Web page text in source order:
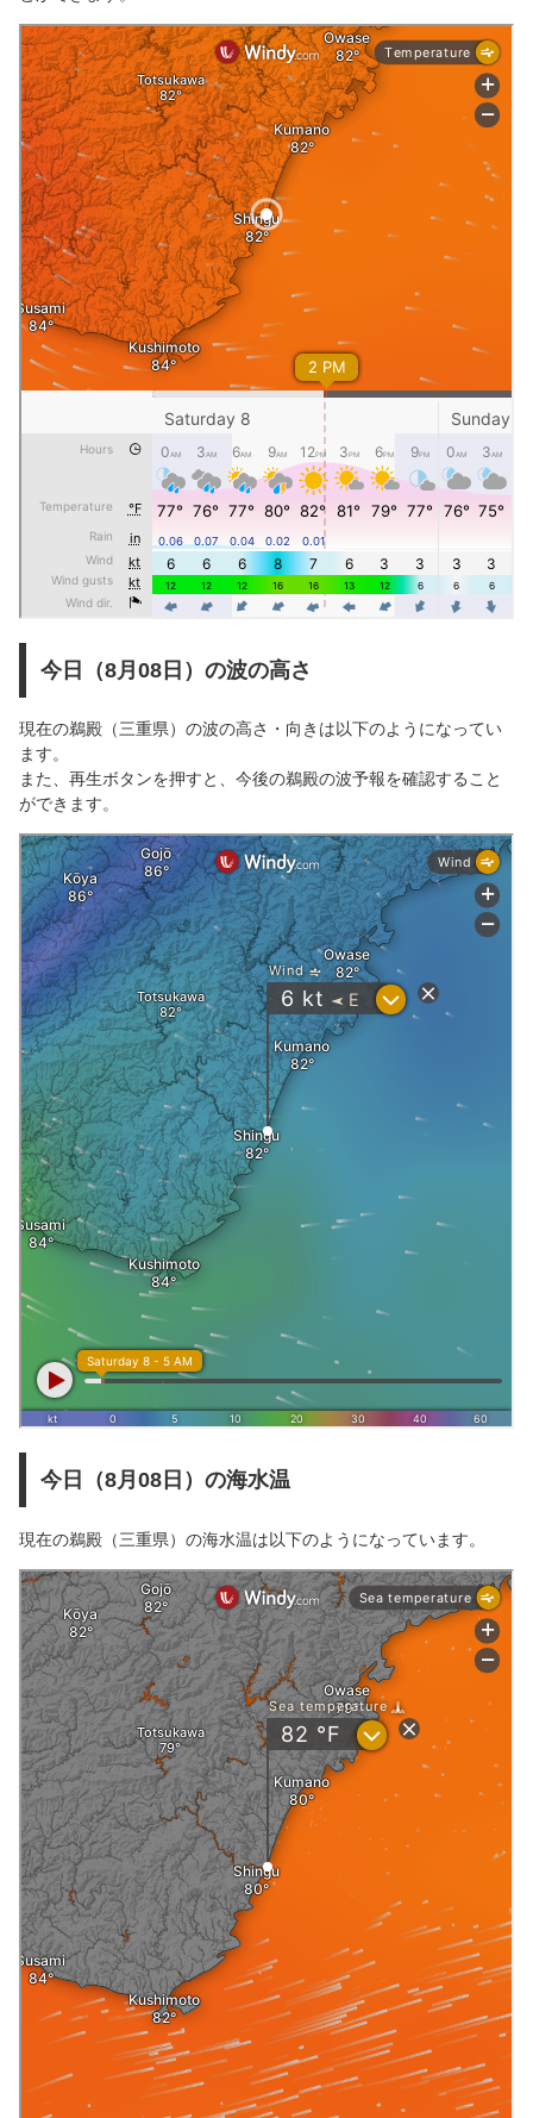
今日（8月08日）の波の高さ
現在の鵜殿（三重県）の波の高さ・向きは以下のようになってい
ます。
また、再生ボタンを押すと、今後の鵜殿の波予報を確認すること
ができます。
今日（8月08日）の海水温
現在の鵜殿（三重県）の海水温は以下のようになっています。